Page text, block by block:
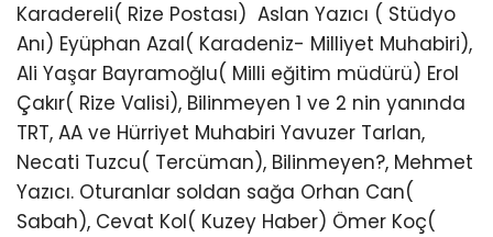
Karadereli( Rize Postası) Aslan Yazıcı ( Stüdyo
Anı) Eyüphan Azal( Karadeniz- Milliyet Muhabiri),
Ali Yaşar Bayramoğlu( Milli eğitim müdürü) Erol
Çakır( Rize Valisi), Bilinmeyen 1 ve 2 nin yanında
TRT, AA ve Hürriyet Muhabiri Yavuzer Tarlan,
Necati Tuzcu( Tercüman), Bilinmeyen?, Mehmet
Yazıcı. Oturanlar soldan sağa Orhan Can(
Sabah), Cevat Kol( Kuzey Haber) Ömer Koç(